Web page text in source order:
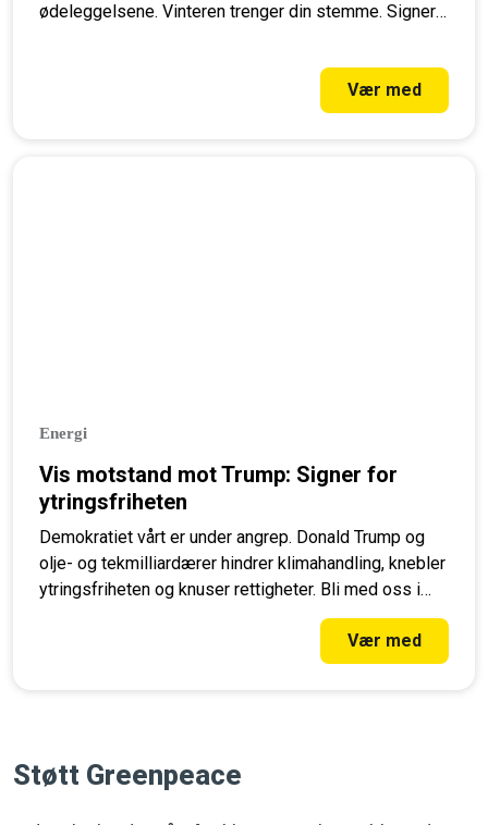
ødeleggelsene. Vinteren trenger din stemme. Signer
Vær med
Energi
Vis motstand mot Trump: Signer for
ytringsfriheten
Demokratiet vårt er under angrep. Donald Trump og
olje- og tekmilliardærer hindrer klimahandling, knebler
ytringsfriheten og knuser rettigheter. Bli med oss i
kampen for å forsvare demokratiet og en levelig
Vær med
Støtt Greenpeace